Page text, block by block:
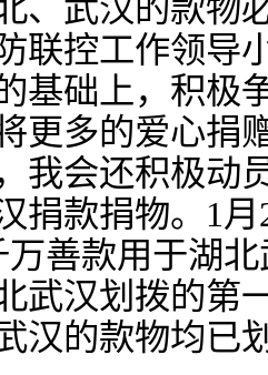
、武汉的款物
联控工作领导
基础上，积极
更多的爱心捐
我会还积极动
捐款捐物。 1
万善款用于湖
武汉划拨的第
汉的款物均已